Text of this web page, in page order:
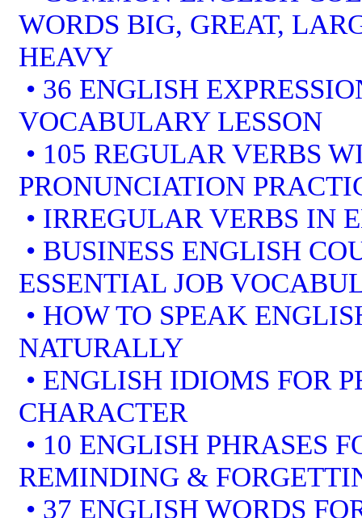
WORDS BIG, GREAT,
HEAVY
• 36 ENGLISH
VOCABULARY LESSON
• 105 REGULAR VERBS
PRONUNCIATION
• IRREGULAR VERBS IN
• BUSINESS ENGLISH
ESSENTIAL JOB
• HOW TO SPEAK
NATURALLY
• ENGLISH IDIOMS FOR
CHARACTER
• 10 ENGLISH PHRASES
REMINDING &
• 37 ENGLISH WORDS